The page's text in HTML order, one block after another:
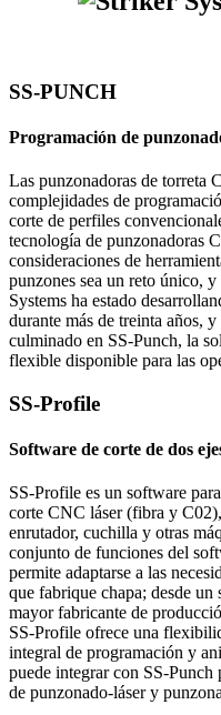
SS-PUNCH
Programación de
Las punzonadoras de torreta
complejidades de
corte de perfiles
tecnología de punzonadoras
consideraciones de
punzones sea un reto único,
Systems ha estado
durante más de treinta años,
culminado en SS-Punch, la
flexible disponible para las
SS-Profile
Software de corte de dos
SS-Profile es un software
corte CNC láser (fibra y
enrutador, cuchilla y otras
conjunto de funciones del
permite adaptarse a las
que fabrique chapa; desde un
mayor fabricante de
SS-Profile ofrece una
integral de programación y
puede integrar con SS-
de punzonado-láser y